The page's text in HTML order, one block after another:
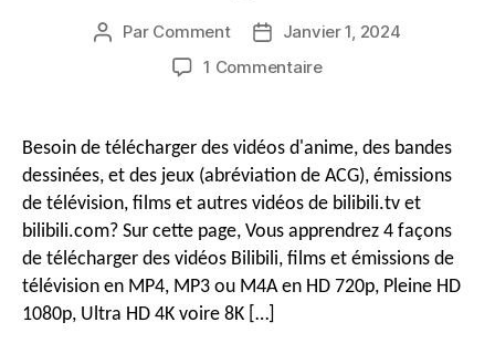
Auteur
Par Comment
DateJanvier 1, 2024
1 Commentairesur
des
vidéos
Bilibili
&
Films
en
HD
Besoin de télécharger des vidéos d'anime, des bandes
dessinées, et des jeux (abréviation de ACG), émissions
de télévision, films et autres vidéos de bilibili.tv et
bilibili.com? Sur cette page, Vous apprendrez 4 façons
de télécharger des vidéos Bilibili, films et émissions de
télévision en MP4, MP3 ou M4A en HD 720p, Pleine HD
1080p, Ultra HD 4K voire 8K […]